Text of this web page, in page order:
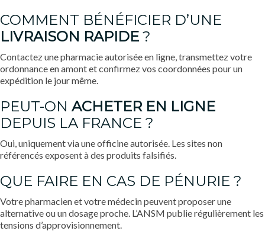
COMMENT BÉNÉFICIER D’UNE
LIVRAISON RAPIDE ?
Contactez une pharmacie autorisée en ligne, transmettez votre
ordonnance en amont et confirmez vos coordonnées pour un
expédition le jour même.
PEUT-ON ACHETER EN LIGNE
DEPUIS LA FRANCE ?
Oui, uniquement via une officine autorisée. Les sites non
référencés exposent à des produits falsifiés.
QUE FAIRE EN CAS DE PÉNURIE ?
Votre pharmacien et votre médecin peuvent proposer une
alternative ou un dosage proche. L’ANSM publie régulièrement les
tensions d’approvisionnement.